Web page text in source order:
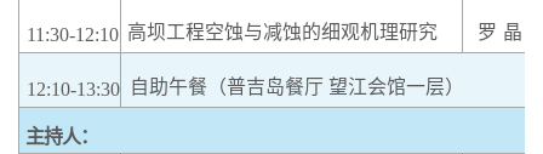
11:30-12:10 高坝工程空蚀与减蚀的细观机理研究 罗 晶
12:10-13:30 自助午餐（普吉岛餐厅 望江会馆一层）
主持人：